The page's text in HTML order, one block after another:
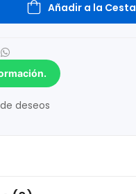
Añadir a la Cesta
deseos